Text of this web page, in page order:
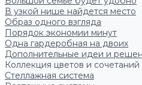
В узкой нише найдется место
Образ одного взгляда
Порядок экономии минут
Одна гардеробная на двоих
Дополнительные идеи и
Коллекция цветов и сочетаний
Стеллажная система